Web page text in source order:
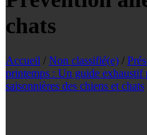
chats
Accueil / Non classifié(e) /
printemps : Un guide exhaustif
saisonnières des chiens et chats